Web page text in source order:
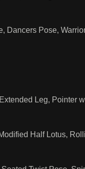
Dancers Pose,
Leg, Pointer
Half Lotus,